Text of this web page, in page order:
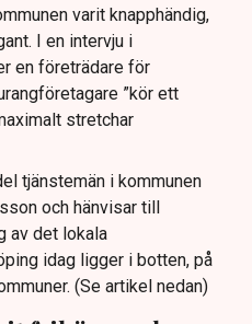
varit knapphändig,
I en intervju i
en företrädare för
”kör ett
stretchar
tjänstemän i kommunen
och hänvisar till
av det lokala
idag ligger i botten, på
(Se artikel nedan)